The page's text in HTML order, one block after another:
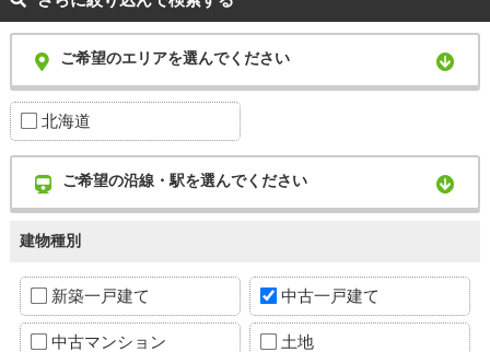
ご希望のエリアを選んでください
北海道
ご希望の沿線・駅を選んでください
建物種別
新築一戸建て 中古一戸建て
中古マンション 土地